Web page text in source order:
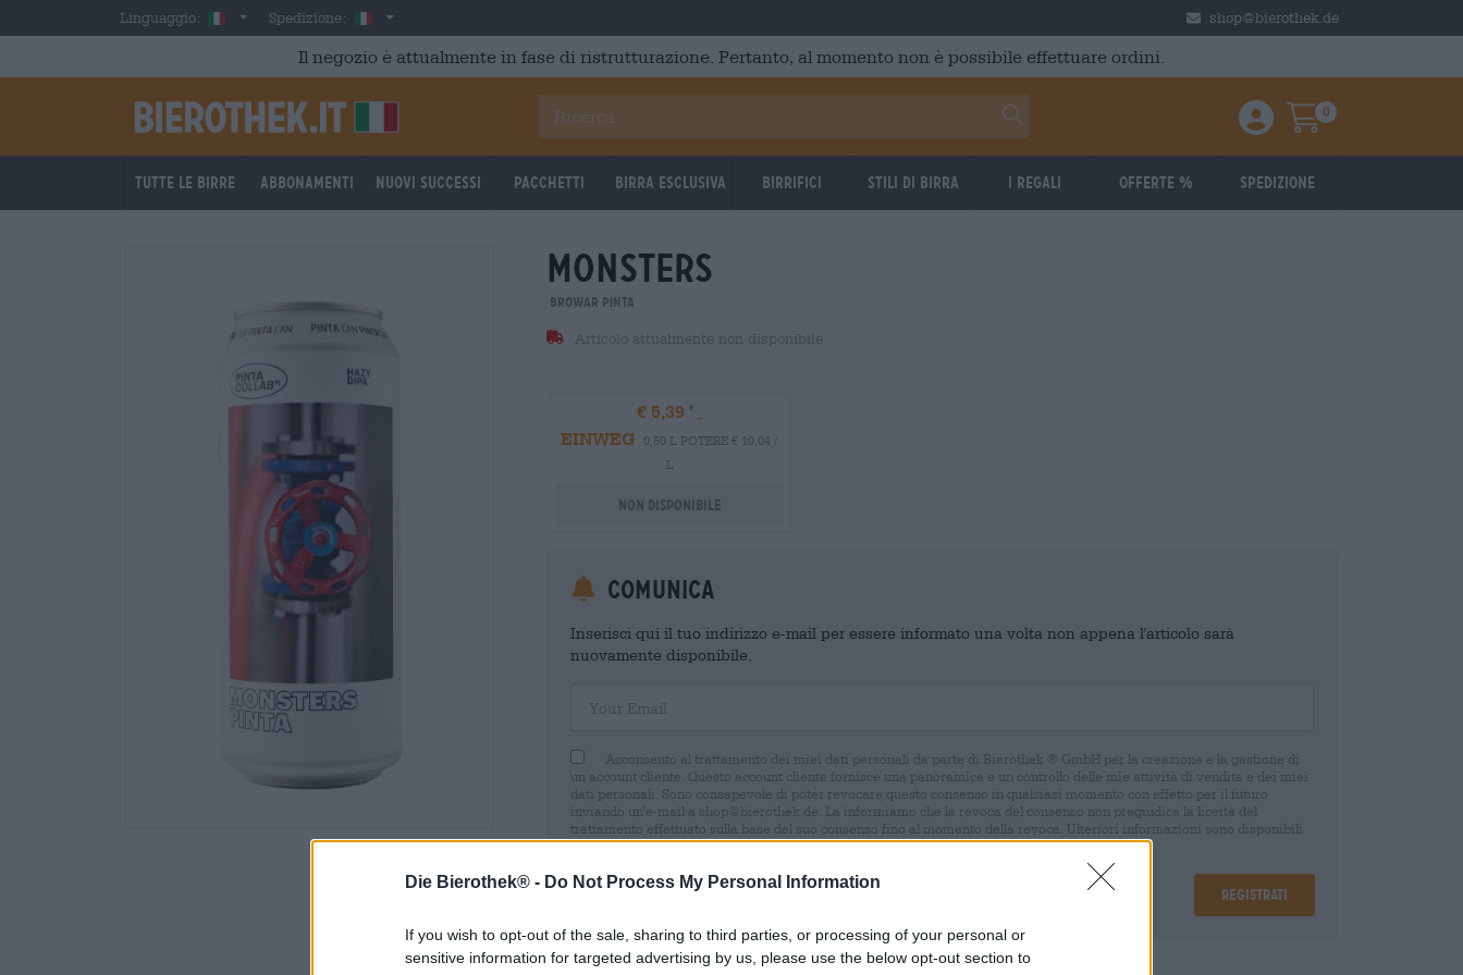
Die Bierothek® - Do Not Process My Personal Information
If you wish to opt-out of the sale, sharing to third parties, or processing of your personal or
sensitive information for targeted advertising by us, please use the below opt-out section to
Skip to main contentLinguaggio: ItalianSpedizione: Italia shop@bierothek.de
Il negozio è attualmente in fase di ristrutturazione. Pertanto, al momento non è possibile effettuare ordini.
Einloggen / Anmelden
Warenkorb
0
Tutte le birre Abbonamenti Nuovi successi Pacchetti Birra Esclusiva Birrifici Stili di birra I regali Offerte % Spedizione
monsters
Browar Pinta
Articolo attualmente non disponibile
€ 5,39
EINWEG
0,50 L POTERE € 10,04 /
L
Non disponibile
Comunica
Inserisci qui il tuo indirizzo e-mail per essere informato una volta non appena l'articolo sarà
nuovamente disponibile.
Acconsento al trattamento dei miei dati personali da parte di Bierothek ® GmbH per la creazione e la gestione di
un account cliente. Questo account cliente fornisce una panoramica e un controllo delle mie attività di vendita e dei miei
dati personali. Sono consapevole di poter revocare questo consenso in qualsiasi momento con effetto per il futuro
inviando un'e-mail a shop@bierothek.de. La informiamo che la revoca del consenso non pregiudica la liceità del
trattamento effettuato sulla base del suo consenso fino al momento della revoca. Ulteriori informazioni sono disponibili
nel nostrodichiarazione sulla protezione dei dati
Registrati
* I prezzi sono comprensivi di IVA. Più NavigazionepiùDepositare€ 0,25